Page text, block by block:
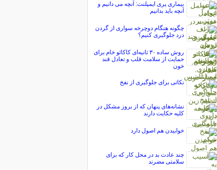
بیماری پری ایمپلنت: آنچه می دانیم و
آنچه باید بدانیم
چگونه هنگام دوچرخه سواری از گردن
درد جلوگیری کنیم؟
روش ساده ۳۰ ثانیه‌ای کاکائو خام برای
حمایت از سلامت قلب و تعادل قند
خون
نکاتی برای جلوگیری از نفخ
نشانه‌های پنهان که از بروز مشکل در
کلیه حکایت دارند
خوابيدن هم اصول دارد
چند عادت بد در محل کار که برای
سلامتی مضرند